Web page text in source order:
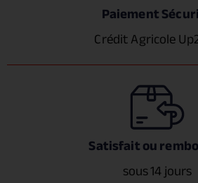
Paiement
Crédit Agricole
Satisfait ou
sous 14 jours